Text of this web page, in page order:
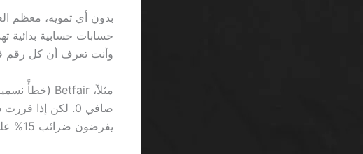
بدون أي تمويه، معظم
وأنت تعرف أن كل رقم
يفرضون ضرائب 15% على الأرباح غير المتوقعة.